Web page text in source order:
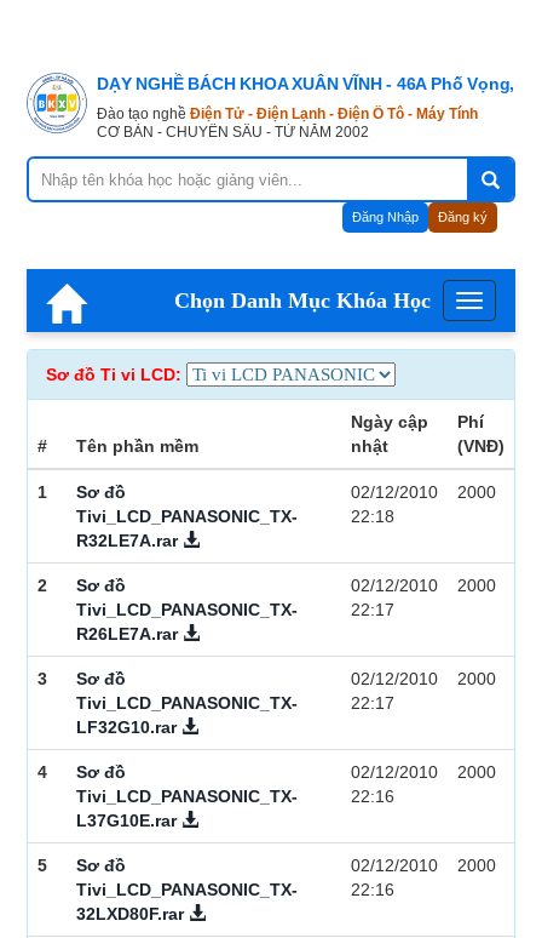
DẠY NGHỀ BÁCH KHOA XUÂN VĨNH - 46A Phố Vọng,
Đào tạo nghề Điện Tử - Điện Lạnh - Điện Ô Tô - Máy Tính
CƠ BẢN - CHUYÊN SÂU - TỪ NĂM 2002
Đăng Nhập Đăng ký
Menu
Chọn Danh Mục Khóa Học
Sơ đồ Ti vi LCD:
# Tên phần mềm
Ngày cập
nhật
Phí
(VNĐ)
1
Sơ đồ
Tivi_LCD_PANASONIC_TX-
R32LE7A.rar
02/12/2010
22:18
2000
2
Sơ đồ
Tivi_LCD_PANASONIC_TX-
R26LE7A.rar
02/12/2010
22:17
2000
3
Sơ đồ
Tivi_LCD_PANASONIC_TX-
LF32G10.rar
02/12/2010
22:17
2000
4
Sơ đồ
Tivi_LCD_PANASONIC_TX-
L37G10E.rar
02/12/2010
22:16
2000
5
Sơ đồ
Tivi_LCD_PANASONIC_TX-
32LXD80F.rar
02/12/2010
22:16
2000